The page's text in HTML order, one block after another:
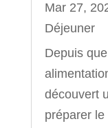
Mar 27,
Déjeuner
Depuis
découvert
préparer